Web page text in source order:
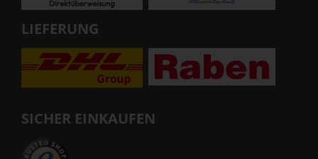
LIEFERUNG
SICHER EINKAUFEN